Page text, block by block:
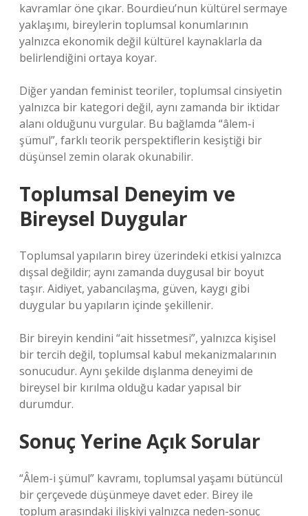
kavramlar öne çıkar. Bourdieu’nun kültürel sermaye
yaklaşımı, bireylerin toplumsal konumlarının
yalnızca ekonomik değil kültürel kaynaklarla da
belirlendiğini ortaya koyar.
Diğer yandan feminist teoriler, toplumsal cinsiyetin
yalnızca bir kategori değil, aynı zamanda bir iktidar
alanı olduğunu vurgular. Bu bağlamda “âlem-i
şümul”, farklı teorik perspektiflerin kesiştiği bir
düşünsel zemin olarak okunabilir.
Toplumsal Deneyim ve
Bireysel Duygular
Toplumsal yapıların birey üzerindeki etkisi yalnızca
dışsal değildir; aynı zamanda duygusal bir boyut
taşır. Aidiyet, yabancılaşma, güven, kaygı gibi
duygular bu yapıların içinde şekillenir.
Bir bireyin kendini “ait hissetmesi”, yalnızca kişisel
bir tercih değil, toplumsal kabul mekanizmalarının
sonucudur. Aynı şekilde dışlanma deneyimi de
bireysel bir kırılma olduğu kadar yapısal bir
durumdur.
Sonuç Yerine Açık Sorular
“Âlem-i şümul” kavramı, toplumsal yaşamı bütüncül
bir çerçevede düşünmeye davet eder. Birey ile
toplum arasındaki ilişkiyi yalnızca neden-sonuç